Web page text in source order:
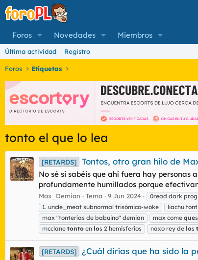
Foros Novedades Miembros
Última actividad Registro
Foros Etiquetas
tonto el que lo lea
[RETARDS] Tontos, otro gran hilo de
No sé si sabéis que ahí fuera hay personas
profundamente humillados porque
Max_Demian Tema 9 Jun 2024 0read dark
1. uncle_meat subnormal trisómico-woke
liachu
max "tonterías de babuino" demian
max come que
mcclane tonto en los 2 hemisferios naxo rey de los
[RETARDS] ¿Cuál dirías que ha sido la